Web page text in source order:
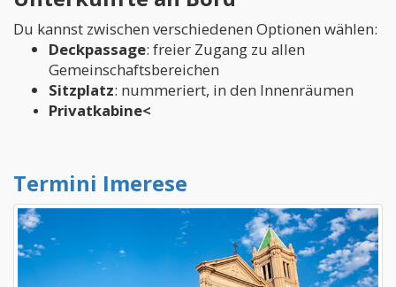
Du kannst zwischen verschiedenen Optionen wählen:
Deckpassage: freier Zugang zu allen
Gemeinschaftsbereichen
Sitzplatz: nummeriert, in den Innenräumen
Privatkabine<
Termini Imerese